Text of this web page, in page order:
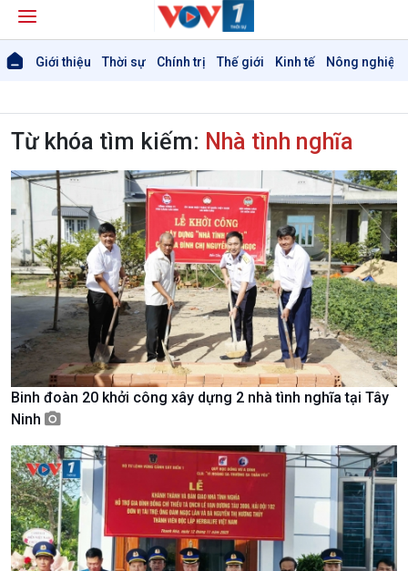
Giới thiệu Thời sự Chính trị Thế giới Kinh tế Nông nghiệp
Giới thiệu
Thời sự 6h
Thời sự 12h
Thời sự 18h
Từ khóa tìm kiếm: Nhà tình nghĩa
Binh đoàn 20 khởi công xây dựng 2 nhà tình nghĩa tại Tây
Ninh